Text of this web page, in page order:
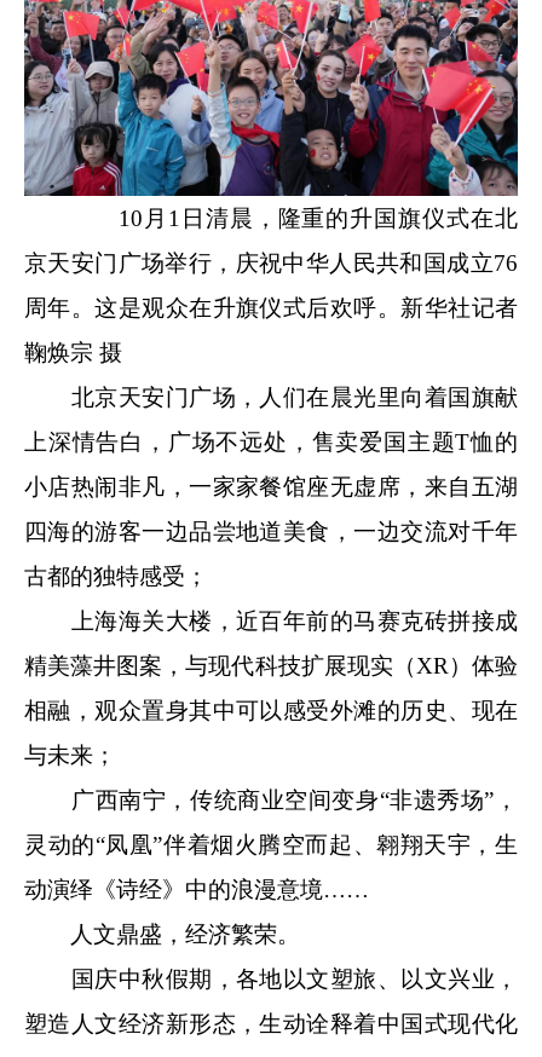
10月1日清晨，隆重的升国旗仪式在北
京天安门广场举行，庆祝中华人民共和国成立76
周年。这是观众在升旗仪式后欢呼。新华社记者
鞠焕宗 摄
北京天安门广场，人们在晨光里向着国旗献
上深情告白，广场不远处，售卖爱国主题T恤的
小店热闹非凡，一家家餐馆座无虚席，来自五湖
四海的游客一边品尝地道美食，一边交流对千年
古都的独特感受；
上海海关大楼，近百年前的马赛克砖拼接成
精美藻井图案，与现代科技扩展现实（XR）体验
相融，观众置身其中可以感受外滩的历史、现在
与未来；
广西南宁，传统商业空间变身“非遗秀场”，
灵动的“凤凰”伴着烟火腾空而起、翱翔天宇，生
动演绎《诗经》中的浪漫意境……
人文鼎盛，经济繁荣。
国庆中秋假期，各地以文塑旅、以文兴业，
塑造人文经济新形态，生动诠释着中国式现代化